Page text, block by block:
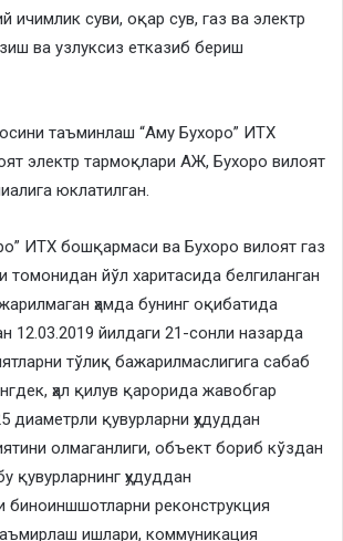
ичимлик суви, оқар сув, газ ва электр
ва узлуксиз етказиб бериш
таъминлаш “Аму Бухоро” ИТХ
электр тармоқлари АЖ, Бухоро вилоят
юклатилган.
ИТХ бошқармаси ва Бухоро вилоят газ
томонидан йўл харитасида белгиланган
ҳамда бунинг оқибатида
12.03.2019 йилдаги 21-сонли назарда
тўлиқ бажарилмаслигига сабаб
ҳал қилув қарорида жавобгар
диаметрли қувурларни ҳудуддан
олмаганлиги, объект бориб кўздан
қувурларнинг ҳудуддан
биноиншшотларни реконструкция
ишлари, коммуникация